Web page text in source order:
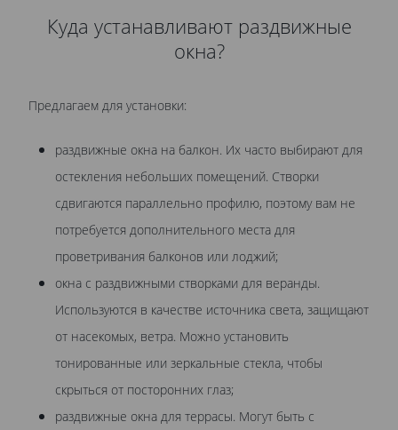
Куда устанавливают раздвижные
окна?
Предлагаем для установки:
раздвижные окна на балкон. Их часто выбирают для
остекления небольших помещений. Створки
сдвигаются параллельно профилю, поэтому вам не
потребуется дополнительного места для
проветривания балконов или лоджий;
окна с раздвижными створками для веранды.
Используются в качестве источника света, защищают
от насекомых, ветра. Можно установить
тонированные или зеркальные стекла, чтобы
скрыться от посторонних глаз;
раздвижные окна для террасы. Могут быть с